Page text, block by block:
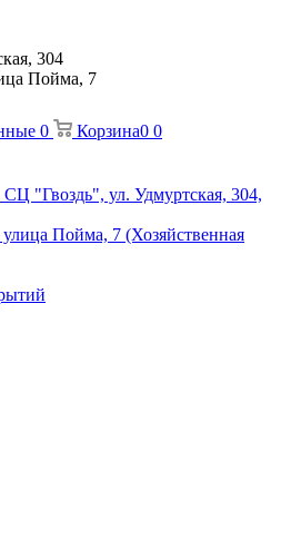
304
Пойма, 7
0 Корзина0 0
"Гвоздь", ул. Удмуртская, 304,
Пойма, 7 (Хозяйственная